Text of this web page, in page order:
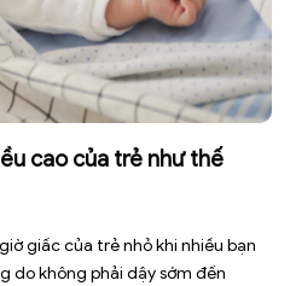
cao của trẻ như thế
giấc của trẻ nhỏ khi nhiều bạn
do không phải dậy sớm đến